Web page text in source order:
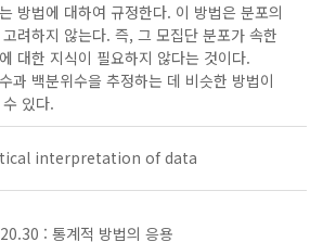
방법에 대하여 규정한다. 이 방법은 분포의
려하지 않는다. 즉, 그 모집단 분포가 속한
대한 지식이 필요하지 않다는 것이다.
과 백분위수을 추정하는 데 비슷한 방법이
있다.
interpretation of data
: 통계적 방법의 응용